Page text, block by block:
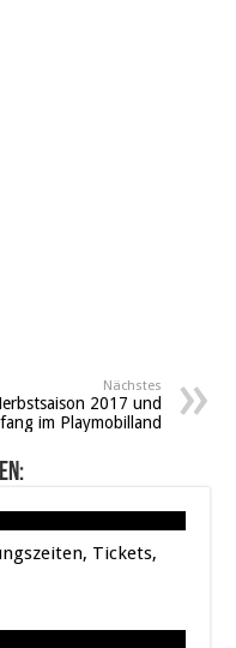
Nächstes
2017 und
im Playmobilland
Tickets,